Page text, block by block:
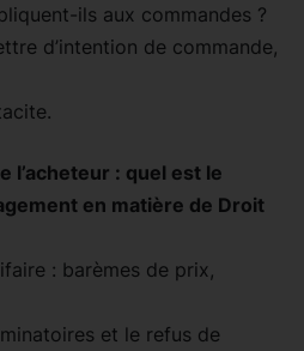
ils aux commandes ?
d’intention de commande,
l’acheteur : quel est le
en matière de Droit
: barèmes de prix,
et le refus de